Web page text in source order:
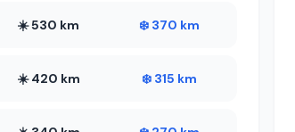
☀️ 530 km ❄️ 370 km
☀️ 420 km ❄️ 315 km